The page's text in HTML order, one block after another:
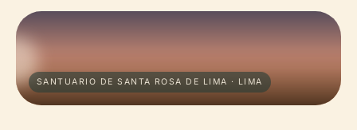
SANTUARIO DE SANTA ROSA DE LIMA · LIMA